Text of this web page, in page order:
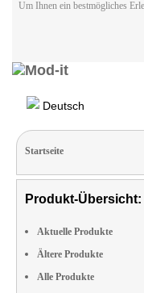
Um Ihnen ein bestmögliches
Deutsch
Startseite
Produkt-Übersicht:
Aktuelle Produkte
Ältere Produkte
Alle Produkte